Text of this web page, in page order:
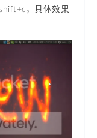
，具体效果